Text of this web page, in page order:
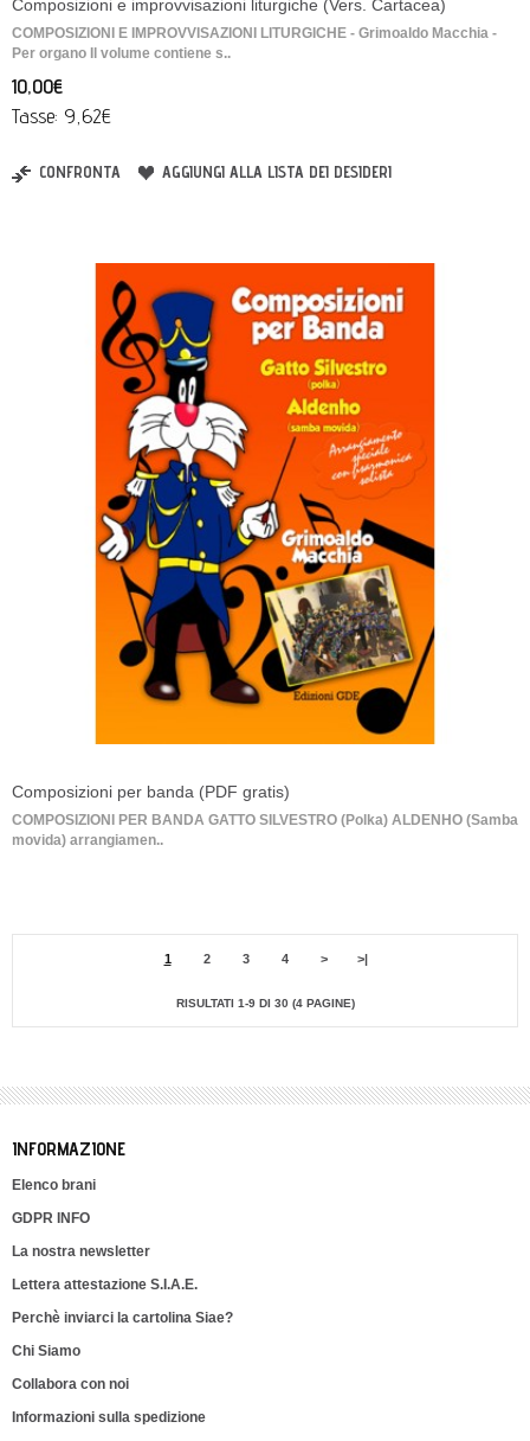
Composizioni e improvvisazioni liturgiche (Vers. Cartacea)
COMPOSIZIONI E IMPROVVISAZIONI LITURGICHE - Grimoaldo Macchia -
Per organo Il volume contiene s..
10,00€
Tasse: 9,62€
CONFRONTA AGGIUNGI ALLA LISTA DEI DESIDERI
Composizioni per banda (PDF gratis)
COMPOSIZIONI PER BANDA GATTO SILVESTRO (Polka) ALDENHO (Samba
movida) arrangiamen..
1 2 3 4 > >|
RISULTATI 1-9 DI 30 (4 PAGINE)
INFORMAZIONE
Elenco brani
GDPR INFO
La nostra newsletter
Lettera attestazione S.I.A.E.
Perchè inviarci la cartolina Siae?
Chi Siamo
Collabora con noi
Informazioni sulla spedizione